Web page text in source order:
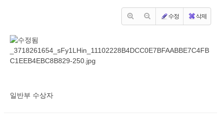
수정 삭제
일반부 수상자